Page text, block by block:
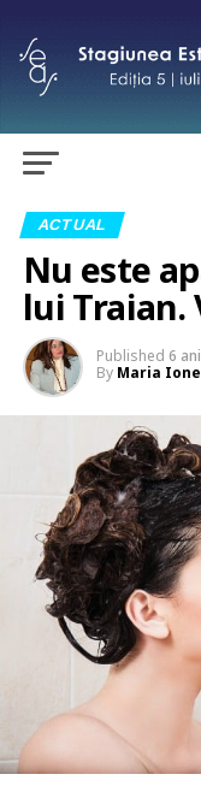
ACTUAL
Nu este
lui Traian.
Published 6
By Maria